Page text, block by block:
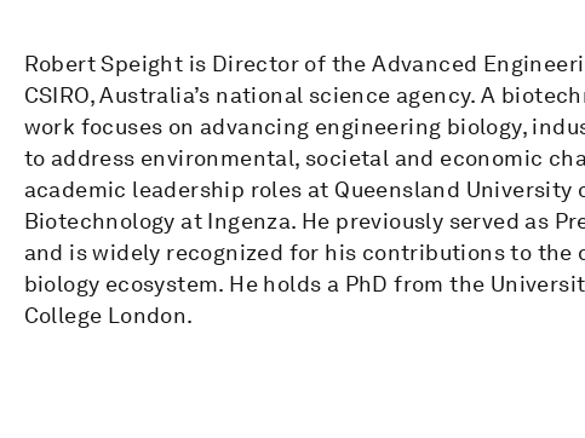
Robert Speight is Director of the Advanced
CSIRO, Australia’s national science agency. A
work focuses on advancing engineering biology,
to address environmental, societal and economic
academic leadership roles at Queensland University
Biotechnology at Ingenza. He previously served as
and is widely recognized for his contributions to the
biology ecosystem. He holds a PhD from the
College London.